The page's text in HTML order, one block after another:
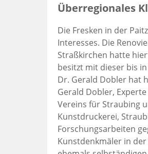
Überregionales
Die Fresken in der
Interesses. Die
Straßkirchen hatte
besitzt mit dieser bis
Dr. Gerald Dobler hat
Gerald Dobler,
Vereins für Straubing
Kunstdruckerei,
Forschungsarbeiten
Kunstdenkmäler in